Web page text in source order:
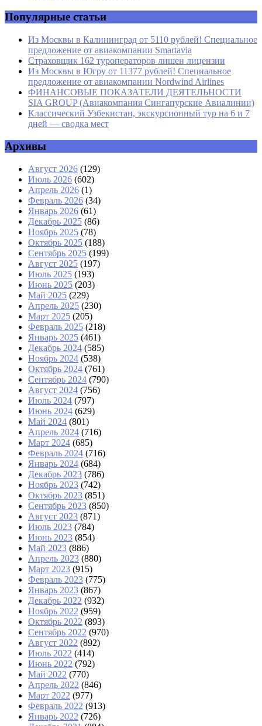
Популярные статьи
Из Москвы в Калининград от 5110 рублей! Специальное
предложение от авиакомпании Smartavia
Страховщик 162 туроператоров лишен лицензии
Из Москвы в Югру от 11377 рублей! Специальное
предложение от авиакомпании Nordwind Airlines
ФИНАНСОВЫЕ ПОКАЗАТЕЛИ ДЕЯТЕЛЬНОСТИ
SIA GROUP (Авиакомпания Сингапурские Авиалинии)
Классический Узбекистан, экскурсионный тур на 6 и 7
дней — сводка мест
Архивы
Август 2026 (129)
Июль 2026 (602)
Апрель 2026 (1)
Февраль 2026 (34)
Январь 2026 (61)
Декабрь 2025 (86)
Ноябрь 2025 (78)
Октябрь 2025 (188)
Сентябрь 2025 (199)
Август 2025 (197)
Июль 2025 (193)
Июнь 2025 (203)
Май 2025 (229)
Апрель 2025 (230)
Март 2025 (205)
Февраль 2025 (218)
Январь 2025 (461)
Декабрь 2024 (585)
Ноябрь 2024 (538)
Октябрь 2024 (761)
Сентябрь 2024 (790)
Август 2024 (756)
Июль 2024 (797)
Июнь 2024 (629)
Май 2024 (801)
Апрель 2024 (716)
Март 2024 (685)
Февраль 2024 (716)
Январь 2024 (684)
Декабрь 2023 (786)
Ноябрь 2023 (742)
Октябрь 2023 (851)
Сентябрь 2023 (850)
Август 2023 (871)
Июль 2023 (784)
Июнь 2023 (854)
Май 2023 (886)
Апрель 2023 (880)
Март 2023 (915)
Февраль 2023 (775)
Январь 2023 (867)
Декабрь 2022 (932)
Ноябрь 2022 (959)
Октябрь 2022 (893)
Сентябрь 2022 (970)
Август 2022 (892)
Июль 2022 (414)
Июнь 2022 (792)
Май 2022 (770)
Апрель 2022 (846)
Март 2022 (977)
Февраль 2022 (913)
Январь 2022 (726)